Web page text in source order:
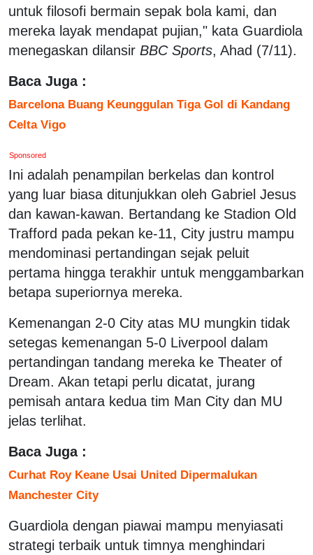
untuk filosofi bermain sepak bola kami, dan
mereka layak mendapat pujian," kata Guardiola
menegaskan dilansir BBC Sports, Ahad (7/11).
Baca Juga :
Barcelona Buang Keunggulan Tiga Gol di Kandang
Celta Vigo
Sponsored
Ini adalah penampilan berkelas dan kontrol
yang luar biasa ditunjukkan oleh Gabriel Jesus
dan kawan-kawan. Bertandang ke Stadion Old
Trafford pada pekan ke-11, City justru mampu
mendominasi pertandingan sejak peluit
pertama hingga terakhir untuk menggambarkan
betapa superiornya mereka.
Kemenangan 2-0 City atas MU mungkin tidak
setegas kemenangan 5-0 Liverpool dalam
pertandingan tandang mereka ke Theater of
Dream. Akan tetapi perlu dicatat, jurang
pemisah antara kedua tim Man City dan MU
jelas terlihat.
Baca Juga :
Curhat Roy Keane Usai United Dipermalukan
Manchester City
Guardiola dengan piawai mampu menyiasati
strategi terbaik untuk timnya menghindari